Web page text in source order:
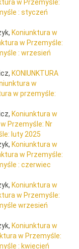
w Przemyśle:
: styczeń
Koniunktura w
w Przemyśle:
: wrzesień
KONIUNKTURA
w
w przemyśle:
Koniunktura w
Przemyśle: Nr
luty 2025
Koniunktura w
w Przemyśle:
: czerwiec
Koniunktura w
w Przemyśle:
wrzesień
Koniunktura w
w Przemyśle:
: kwiecień